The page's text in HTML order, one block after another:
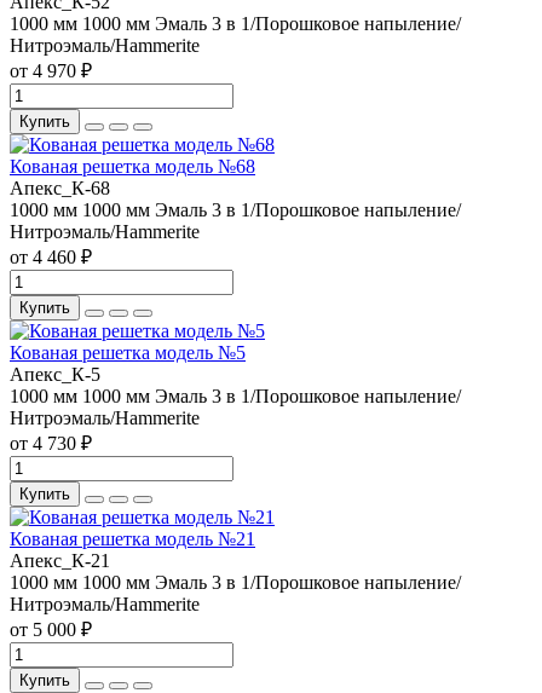
1000 мм 1000 мм Эмаль 3 в 1/Порошковое напыление/
Нитроэмаль/Hammerite
от 4 970 ₽
Купить
Кованая решетка модель №68
Апекс_К-68
1000 мм 1000 мм Эмаль 3 в 1/Порошковое напыление/
Нитроэмаль/Hammerite
от 4 460 ₽
Купить
Кованая решетка модель №5
Апекс_К-5
1000 мм 1000 мм Эмаль 3 в 1/Порошковое напыление/
Нитроэмаль/Hammerite
от 4 730 ₽
Купить
Кованая решетка модель №21
Апекс_К-21
1000 мм 1000 мм Эмаль 3 в 1/Порошковое напыление/
Нитроэмаль/Hammerite
от 5 000 ₽
Купить